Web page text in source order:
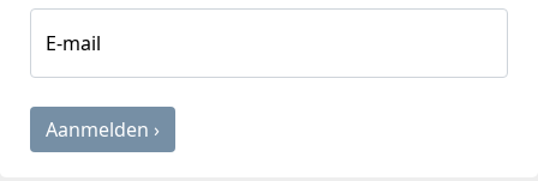
E-mail
Aanmelden ›